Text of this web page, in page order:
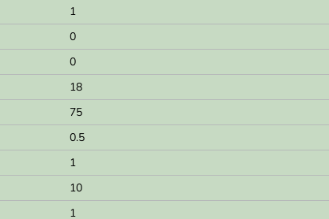
1
0
0
18
75
0.5
1
10
1